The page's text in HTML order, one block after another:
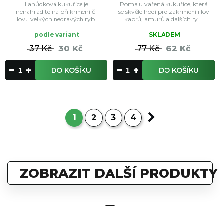
Lahůdková kukuřice je
nenahraditelná při krmení či
lovu velkých nedravých ryb.
podle variant
37 Kč 30 Kč
DO KOŠÍKU
Pomalu vařená kukuřice, která
se skvěle hodí pro zakrmení i lov
kaprů, amurů a dalších ry ...
SKLADEM
77 Kč 62 Kč
DO KOŠÍKU
1 2 3 4
ZOBRAZIT DALŠÍ PRODUKTY